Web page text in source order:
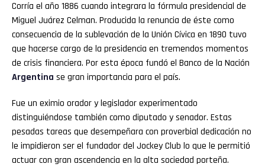
Corría el año 1886 cuando integrara la fórmula presidencial de
Miguel Juárez Celman. Producida la renuncia de éste como
consecuencia de la sublevación de la Unión Cívica en 1890 tuvo
que hacerse cargo de la presidencia en tremendos momentos
de crisis financiera. Por esta época fundó el Banco de la Nación
Argentina se gran importancia para el país.
Fue un eximio orador y legislador experimentado
distinguiéndose también como diputado y senador. Estas
pesadas tareas que desempeñara con proverbial dedicación no
le impidieron ser el fundador del Jockey Club lo que le permitió
actuar con gran ascendencia en la alta sociedad porteña.
Pinterest
Whatsapp